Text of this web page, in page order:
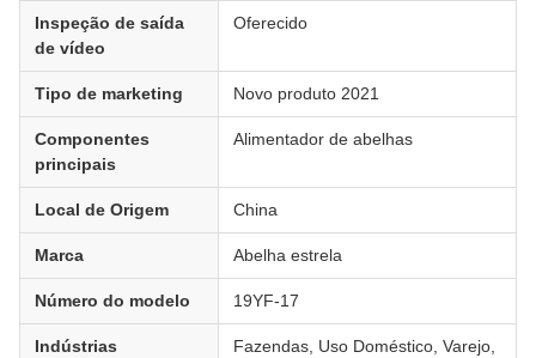
Inspeção de saída
de vídeo
Oferecido
Tipo de marketing Novo produto 2021
Componentes
principais
Alimentador de abelhas
Local de Origem China
Marca Abelha estrela
Número do modelo 19YF-17
Indústrias
Fazendas, Uso Doméstico, Varejo,